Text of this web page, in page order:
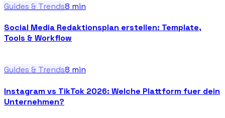
Guides & Trends8 min
Social Media Redaktionsplan erstellen: Template,
Tools & Workflow
Guides & Trends8 min
Instagram vs TikTok 2026: Welche Plattform fuer dein
Unternehmen?